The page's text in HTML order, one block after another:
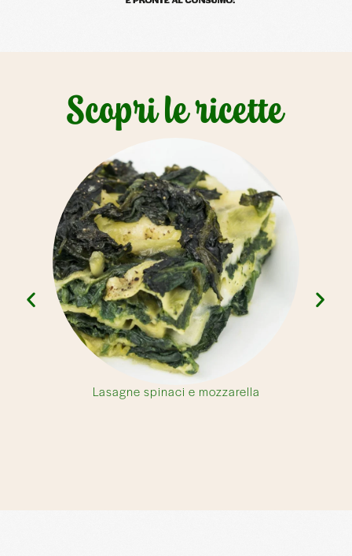
Scopri le ricette
Lasagne spinaci e mozzarella